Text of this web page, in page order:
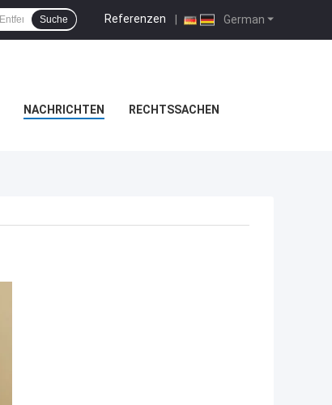
German
Referenzen |
Suche
NACHRICHTEN RECHTSSACHEN